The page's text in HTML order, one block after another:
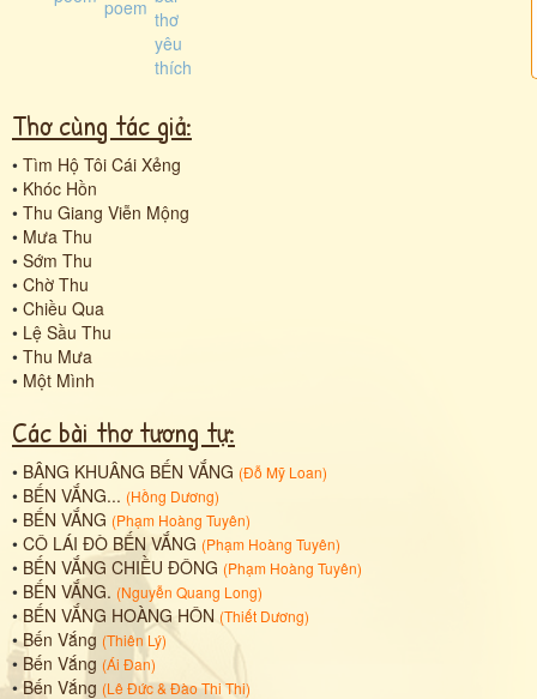
Thơ cùng tác giả:
• Tìm Hộ Tôi Cái Xẻng
• Khóc Hồn
• Thu Giang Viễn Mộng
• Mưa Thu
• Sớm Thu
• Chờ Thu
• Chiều Qua
• Lệ Sầu Thu
• Thu Mưa
• Một Mình
Các bài thơ tương tự:
• BÂNG KHUÂNG BẾN VẮNG (Đỗ Mỹ Loan)
• BẾN VẮNG... (Hồng Dương)
• BẾN VẮNG (Phạm Hoàng Tuyên)
• CÔ LÁI ĐÒ BẾN VẮNG (Phạm Hoàng Tuyên)
• BẾN VẮNG CHIỀU ĐÔNG (Phạm Hoàng Tuyên)
• BẾN VẮNG. (Nguyễn Quang Long)
• BẾN VẮNG HOÀNG HÔN (Thiết Dương)
•Bến Vắng (Thiên Lý)
• Bến Vắng (Ái Đan)
•Bến Vắng (Lê Đức&Đào Thi Thi)